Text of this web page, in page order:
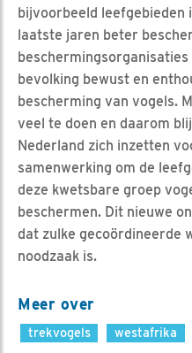
bijvoorbeeld leefgebieden
laatste jaren beter
bevolking bewust en
bescherming van vogels.
veel te doen en daarom
Nederland zich inzetten
samenwerking om de
deze kwetsbare groep
beschermen. Dit nieuwe
dat zulke gecoördineerde
noodzaak is.
Meer over
trekvogels westafrika